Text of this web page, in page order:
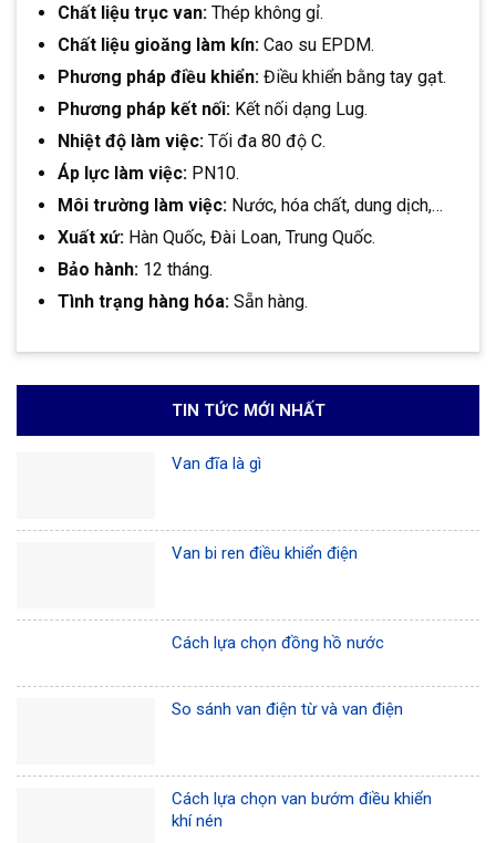
Chất liệu trục van: Thép không gỉ.
Chất liệu gioăng làm kín: Cao su EPDM.
Phương pháp điều khiển: Điều khiển bằng tay gạt.
Phương pháp kết nối: Kết nối dạng Lug.
Nhiệt độ làm việc: Tối đa 80 độ C.
Áp lực làm việc: PN10.
Môi trường làm việc: Nước, hóa chất, dung dịch,…
Xuất xứ: Hàn Quốc, Đài Loan, Trung Quốc.
Bảo hành: 12 tháng.
Tình trạng hàng hóa: Sẵn hàng.
TIN TỨC MỚI NHẤT
Van đĩa là gì
Van bi ren điều khiển điện
Cách lựa chọn đồng hồ nước
So sánh van điện từ và van điện
Cách lựa chọn van bướm điều khiển
khí nén